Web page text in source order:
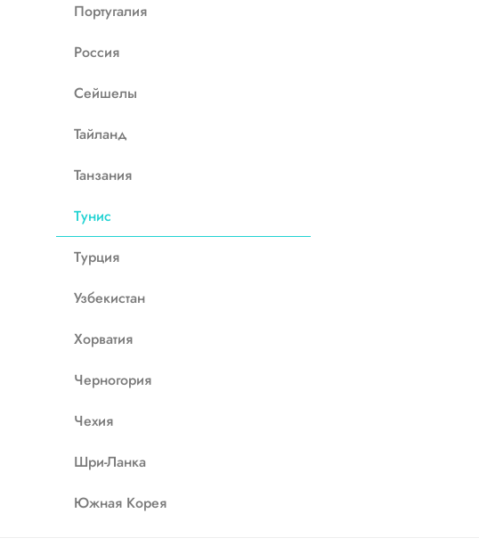
Португалия
Россия
Сейшелы
Тайланд
Танзания
Тунис
Турция
Узбекистан
Хорватия
Черногория
Чехия
Шри-Ланка
Южная Корея